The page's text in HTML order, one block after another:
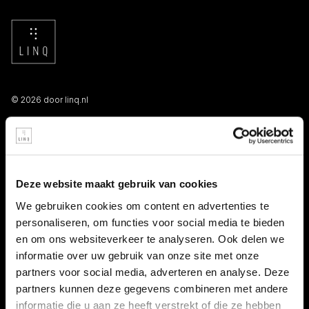
Deze website maakt gebruik van cookies
We gebruiken cookies om content en advertenties te
personaliseren, om functies voor social media te bieden
en om ons websiteverkeer te analyseren. Ook delen we
informatie over uw gebruik van onze site met onze
partners voor social media, adverteren en analyse. Deze
partners kunnen deze gegevens combineren met andere
informatie die u aan ze heeft verstrekt of die ze hebben
© 2026 door linq.nl
LINKS
Persooneelsgids uitzendkrachten
Antidiscriminatiebeleid
Klacht indienen